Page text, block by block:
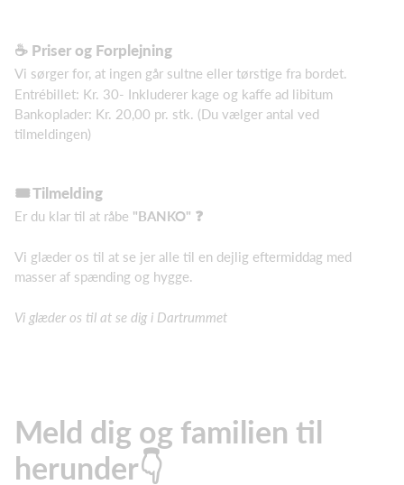
☕ Priser og Forplejning
Vi sørger for, at ingen går sultne eller tørstige fra bordet.
Entrébillet: Kr. 30- Inkluderer kage og kaffe ad libitum
Bankoplader: Kr. 20,00 pr. stk. (Du vælger antal ved
tilmeldingen)
🎟️ Tilmelding
Er du klar til at råbe "BANKO" ❓
Vi glæder os til at se jer alle til en dejlig eftermiddag med
masser af spænding og hygge.
Vi glæder os til at se dig i Dartrummet
Meld dig og familien til
herunder👇